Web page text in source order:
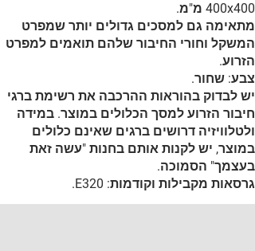
400x400 מ"מ.
מתאימה גם למסכים גדולים יותר שמפרט
המשקל וחורי החיבור שלהם תואמים למפרט
הזרוע.
צבע: שחור.
יש לבדוק בהוראות ההרכבה את רשימת ברגי
חיבור הזרוע למסך הכלולים במוצר. במידה
ולטלוויזיה דרושים ברגים שאינם כלולים
במוצר, יש לקנות אותם בחנות "עשה זאת
בעצמך" הסמוכה.
גרסאות מקבילות וקודמות: E320.